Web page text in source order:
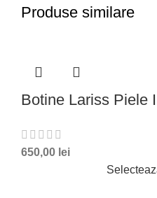
Produse similare
Botine Lariss Piele
650,00 lei